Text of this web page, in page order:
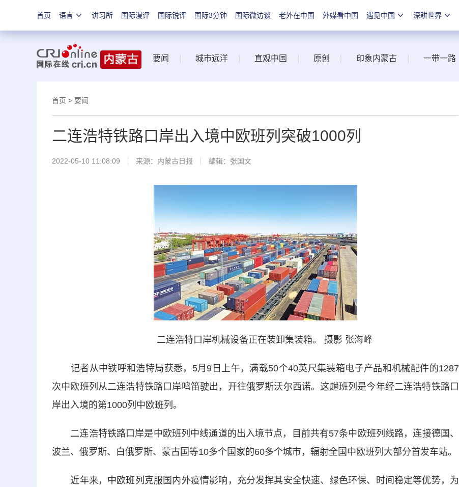
首页 语言 讲习所 国际漫评 国际锐评 国际3分钟 国际微访谈 老外在中国 外媒看中国 遇见中国 深耕世界
要闻 城市远洋 直观中国 原创 印象内蒙古 一带一路
首页 > 要闻
二连浩特铁路口岸出入境中欧班列突破1000列
2022-05-10 11:08:09 来源： 内蒙古日报 编辑：张国文
二连浩特口岸机械设备正在装卸集装箱。 摄影 张海峰
记者从中铁呼和浩特局获悉，5月9日上午，满载50个40英尺集装箱电子产品和机械配件的1287
次中欧班列从二连浩特铁路口岸鸣笛驶出，开往俄罗斯沃尔西诺。这趟班列是今年经二连浩特铁路口
岸出入境的第1000列中欧班列。
二连浩特铁路口岸是中欧班列中线通道的出入境节点，目前共有57条中欧班列线路，连接德国、
波兰、俄罗斯、白俄罗斯、蒙古国等10多个国家的60多个城市，辐射全国中欧班列大部分首发车站。
近年来，中欧班列克服国内外疫情影响，充分发挥其安全快速、绿色环保、时间稳定等优势，为